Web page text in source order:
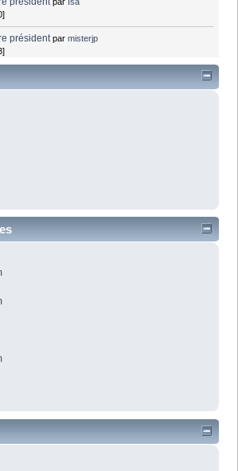
par Isa
président parmisterjp